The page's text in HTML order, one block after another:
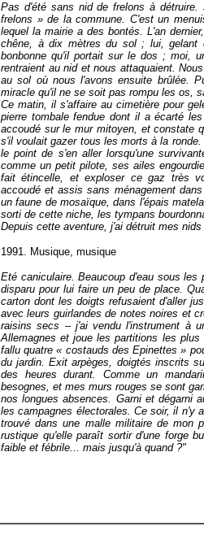
Pas d'été sans nid de frelons à détruire.
frelons » de la commune. C'est un
lequel la mairie a des bontés. L'an
chêne, à dix mètres du sol ; lui, gelant
bonbonne qu'il portait sur le dos ; moi,
rentraient au nid et nous attaquaient.
au sol où nous l'avons ensuite brûlée.
miracle qu'il ne se soit pas rompu les os,
Ce matin, il s'affaire au cimetière pour
pierre tombale fendue dont il a écarté
accoudé sur le mur mitoyen, et constate
s'il voulait gazer tous les morts à la
le point de s'en aller lorsqu'une
comme un petit pilote, ses ailes
fait étincelle, et exploser ce gaz très
accoudé et assis sans ménagement
un faune de mosaïque, dans l'épais
sorti de cette niche, les tympans
Depuis cette aventure, j'ai détruit mes
1991. Musique, musique
Eté caniculaire. Beaucoup d'eau sous
disparu pour lui faire un peu de place.
carton dont les doigts refusaient d'aller
avec leurs guirlandes de notes noires et
raisins secs – j'ai vendu l'instrument à
Allemagnes et joue les partitions les
fallu quatre « costauds des Epinettes »
du jardin. Exit arpèges, doigtés inscrits
des heures durant. Comme un
besognes, et mes murs rouges se sont
nos longues absences. Garni et dégarni
les campagnes électorales. Ce soir, il n'y
trouvé dans une malle militaire de mon
rustique qu'elle paraît sortir d'une forge
faible et fébrile... mais jusqu'à quand ?"